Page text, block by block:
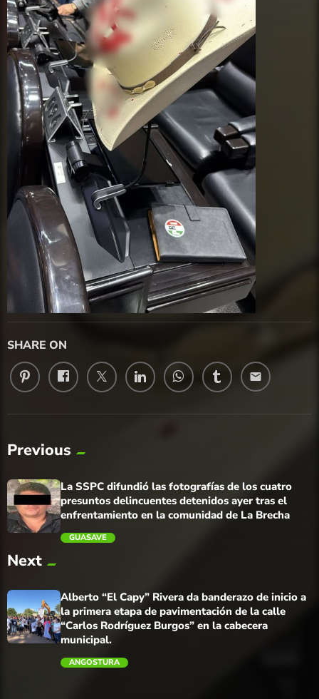
SHARE ON
email
Previous
La SSPC difundió las fotografías de los cuatro
presuntos delincuentes detenidos ayer tras el
enfrentamiento en la comunidad de La Brecha
GUASAVE
Next
Alberto “El Capy” Rivera da banderazo de inicio a
la primera etapa de pavimentación de la calle
“Carlos Rodríguez Burgos” en la cabecera
municipal.
ANGOSTURA